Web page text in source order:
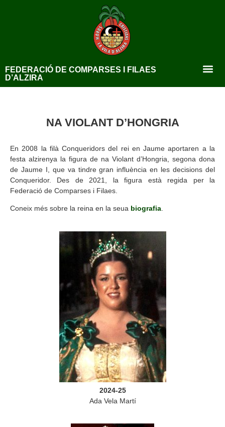
FEDERACIÓ DE COMPARSES I FILAES
D’ALZIRA
NA VIOLANT D’HONGRIA
En 2008 la filà Conqueridors del rei en Jaume aportaren a la
festa alzirenya la figura de na Violant d’Hongria, segona dona
de Jaume I, que va tindre gran influència en les decisions del
Conqueridor. Des de 2021, la figura està regida per la
Federació de Comparses i Filaes.
Coneix més sobre la reina en la seua biografia.
2024-25
Ada Vela Martí